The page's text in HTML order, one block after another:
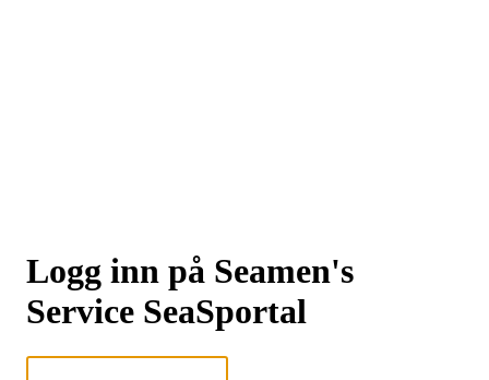
Logg inn på Seamen's
Service SeaSportal